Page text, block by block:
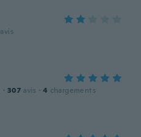
avis
· 307 avis · 4 chargements